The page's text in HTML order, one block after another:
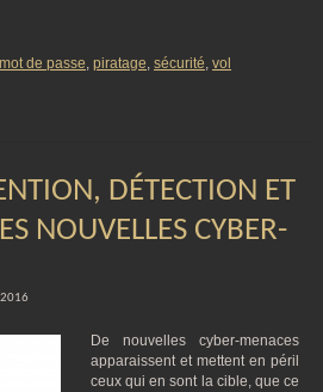
mot de passe, piratage, sécurité, vol
DÉTECTION ET
NOUVELLES CYBER-
De nouvelles cyber-menaces
apparaissent et mettent en péril
ceux qui en sont la cible, que ce